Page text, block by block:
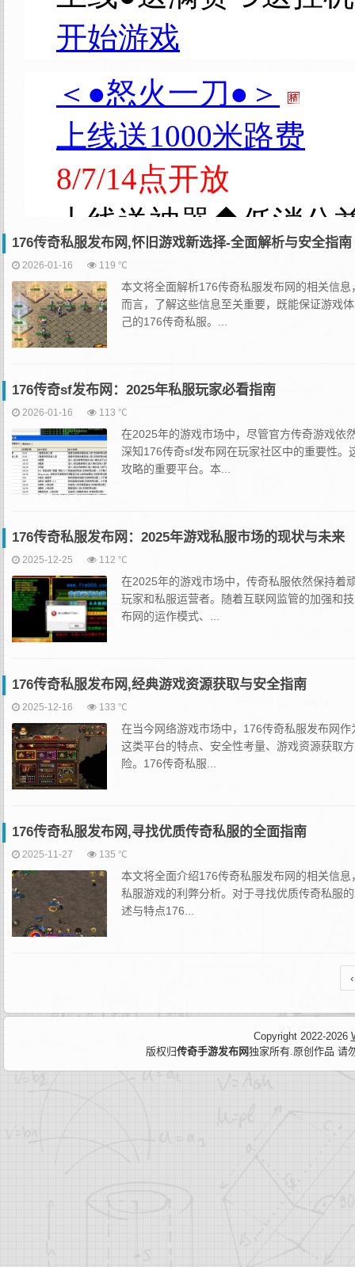
176传奇私服发布网,怀旧游戏新选择-全面解析与安全指南
2026-01-16 119 ℃
本文将全面解析176传奇私服发布网的相关信
而言，了解这些信息至关重要，既能保证游戏
己的176传奇私服。...
176传奇sf发布网：2025年私服玩家必看指南
2026-01-16 113 ℃
在2025年的游戏市场中，尽管官方传奇游戏依
深知176传奇sf发布网在玩家社区中的重要性
攻略的重要平台。本...
176传奇私服发布网：2025年游戏私服市场的现状与未来
2025-12-25 112 ℃
在2025年的游戏市场中，传奇私服依然保持着
玩家和私服运营者。随着互联网监管的加强和
布网的运作模式、...
176传奇私服发布网,经典游戏资源获取与安全指南
2025-12-16 133 ℃
在当今网络游戏市场中，176传奇私服发布网
这类平台的特点、安全性考量、游戏资源获取
险。176传奇私服...
176传奇私服发布网,寻找优质传奇私服的全面指南
2025-11-27 135 ℃
本文将全面介绍176传奇私服发布网的相关信
私服游戏的利弊分析。对于寻找优质传奇私服
述与特点176...
Copyright 2022-2026
版权归传奇手游发布网独家所有.原创作品 请